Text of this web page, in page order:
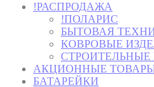
!РАСПРОДАЖА
!ПОЛАРИС
БЫТОВАЯ
КОВРОВЫЕ
АКЦИОННЫЕ
БАТАРЕЙКИ